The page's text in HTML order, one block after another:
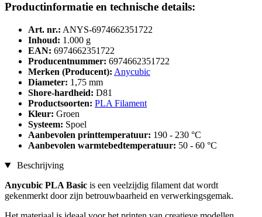
Productinformatie en technische details:
Art. nr.: ANYS-6974662351722
Inhoud: 1.000 g
EAN: 6974662351722
Producentnummer: 6974662351722
Merken (Producent): Anycubic
Diameter: 1,75 mm
Shore-hardheid: D81
Productsoorten: PLA Filament
Kleur: Groen
Systeem: Spoel
Aanbevolen printtemperatuur: 190 - 230 °C
Aanbevolen warmtebedtemperatuur: 50 - 60 °C
Beschrijving
Anycubic PLA Basic is een veelzijdig filament dat wordt
gekenmerkt door zijn betrouwbaarheid en verwerkingsgemak.